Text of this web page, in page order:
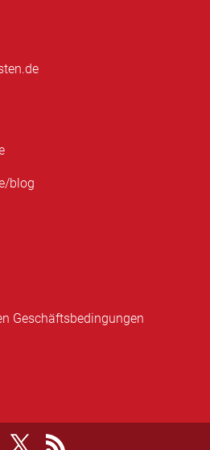
blog
Geschäftsbedingungen